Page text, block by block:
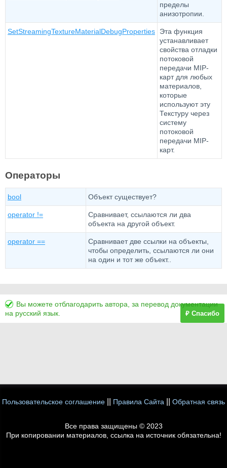
пределы
анизотропии.
SetStreamingTextureMaterialDebugProperties
Эта функция
устанавливает
свойства отладки
потоковой
передачи MIP-
карт для любых
материалов,
которые
используют эту
Текстуру через
систему
потоковой
передачи MIP-
карт.
Операторы
bool Объект существует?
operator !=
Сравнивает, ссылаются ли два
объекта на другой объект.
operator ==
Сравнивает две ссылки на объекты,
чтобы определить, ссылаются ли они
на один и тот же объект..
Вы можете отблагодарить автора, за перевод документации
на русский язык.
₽ Спасибо
Пользовательское соглашение Правила Сайта Обратная связь
Все права защищены © 2023
При копировании материалов, ссылка на источник обязательна!